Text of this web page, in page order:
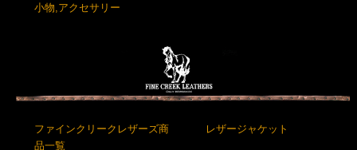
小物,アクセサリー
ファインクリークレザーズ商
品一覧
レザージャケット